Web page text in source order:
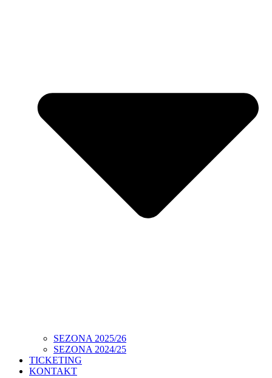
SEZONA 2025/26
SEZONA 2024/25
TICKETING
KONTAKT